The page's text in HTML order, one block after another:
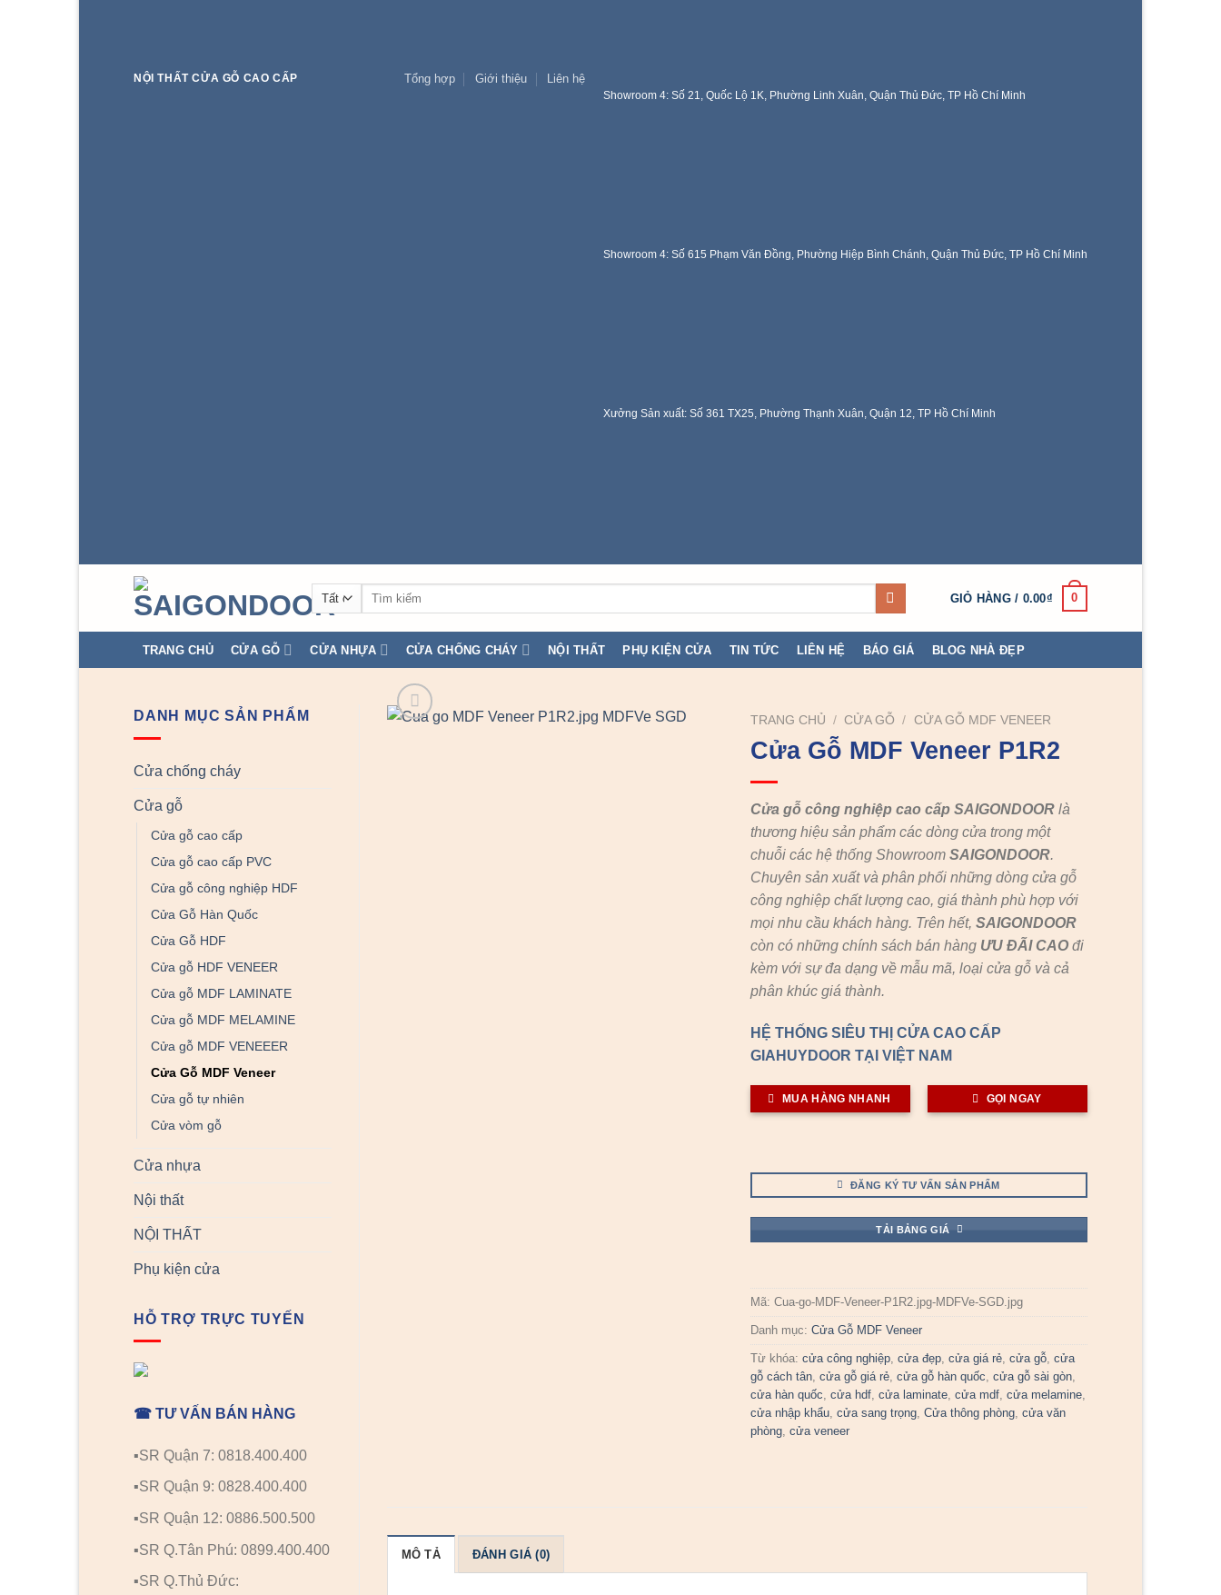
NỘI THẤT CỬA GỖ CAO CẤP Tổng hợp Giới thiệu Liên hệ
Showroom 4: Số 21, Quốc Lộ 1K, Phường Linh Xuân, Quận Thủ Đức, TP Hồ Chí Minh
Showroom 4: Số 615 Phạm Văn Đồng, Phường Hiệp Bình Chánh, Quận Thủ Đức, TP Hồ Chí Minh
Xưởng Sản xuất: Số 361 TX25, Phường Thạnh Xuân, Quận 12, TP Hồ Chí Minh
Tìm
GIỎ HÀNG / 0.00₫ 0
TRANG CHỦ CỬA GỖ CỬA NHỰA CỬA CHỐNG CHÁY NỘI THẤT PHỤ KIỆN CỬA TIN TỨC LIÊN HỆ BÁO GIÁ BLOG NHÀ ĐẸP
DANH MỤC SẢN PHẨM
Cửa chống cháy
Cửa gỗ
Cửa gỗ cao cấp
Cửa gỗ cao cấp PVC
Cửa gỗ công nghiệp HDF
Cửa Gỗ Hàn Quốc
Cửa Gỗ HDF
Cửa gỗ HDF VENEER
Cửa gỗ MDF LAMINATE
Cửa gỗ MDF MELAMINE
Cửa gỗ MDF VENEEER
Cửa Gỗ MDF Veneer
Cửa gỗ tự nhiên
Cửa vòm gỗ
Cửa nhựa
Nội thất
NỘI THẤT
Phụ kiện cửa
HỖ TRỢ TRỰC TUYẾN
☎ TƯ VẤN BÁN HÀNG
▪️SR Quận 7: 0818.400.400
▪️SR Quận 9: 0828.400.400
▪️SR Quận 12: 0886.500.500
▪️SR Q.Tân Phú: 0899.400.400
▪️SR Q.Thủ Đức:
TRANG CHỦ / CỬA GỖ / CỬA GỖ MDF VENEER
Cửa Gỗ MDF Veneer P1R2
Cửa gỗ công nghiệp cao cấp SAIGONDOOR là
thương hiệu sản phẩm các dòng cửa trong một
chuỗi các hệ thống ShowroomSAIGONDOOR.
Chuyên sản xuất và phân phối những dòng cửa gỗ
công nghiệp chất lượng cao, giá thành phù hợp với
mọi nhu cầu khách hàng. Trên hết,SAIGONDOOR
còn có những chính sách bán hàng ƯU ĐÃI CAOđi
kèm với sự đa dạng về mẫu mã, loại cửa gỗ và cả
phân khúc giá thành.
HỆ THỐNG SIÊU THỊ CỬA CAO CẤP
GIAHUYDOOR TẠI VIỆT NAM
MUA HÀNG NHANH GỌI NGAY
ĐĂNG KÝ TƯ VẤN SẢN PHẨM
TẢI BẢNG GIÁ
Mã:Cua-go-MDF-Veneer-P1R2.jpg-MDFVe-SGD.jpg
Danh mục:Cửa Gỗ MDF Veneer
Từ khóa:cửa công nghiệp,cửa đẹp,cửa giá rẻ,cửa gỗ,cửa
gỗ cách tân,cửa gỗ giá rẻ,cửa gỗ hàn quốc,cửa gỗ sài gòn,
cửa hàn quốc,cửa hdf,cửa laminate,cửa mdf,cửa melamine,
cửa nhập khẩu,cửa sang trọng,Cửa thông phòng,cửa văn
phòng,cửa veneer
MÔ TẢ ĐÁNH GIÁ (0)